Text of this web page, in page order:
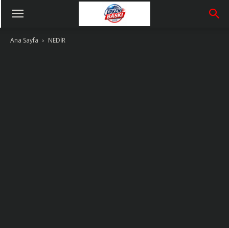
Ana Sayfa NEDİR